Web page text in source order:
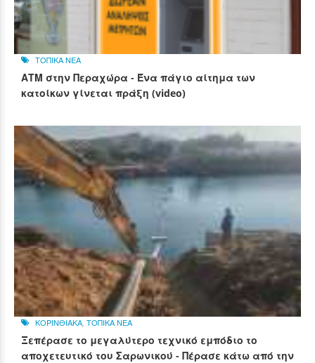
ΤΟΠΙΚΑ ΝΕΑ
ΑΤΜ στην Περαχώρα - Ένα πάγιο αίτημα των
κατοίκων γίνεται πράξη (video)
ΚΟΡΙΝΘΙΑΚΑ ΤΟΠΙΚΑ ΝΕΑ
Ξεπέρασε το μεγαλύτερο τεχνικό εμπόδιο το
αποχετευτικό του Σαρωνικού - Πέρασε κάτω από την